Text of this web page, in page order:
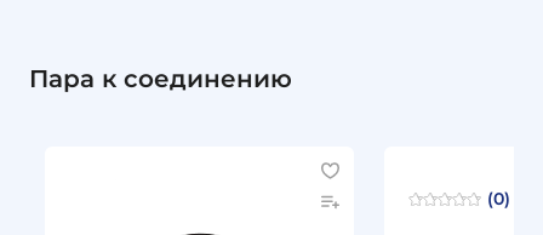
Пара к соединению
(0)